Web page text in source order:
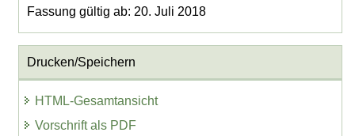
Fassung gültig ab: 20. Juli 2018
Drucken/Speichern
HTML-Gesamtansicht
Vorschrift als PDF